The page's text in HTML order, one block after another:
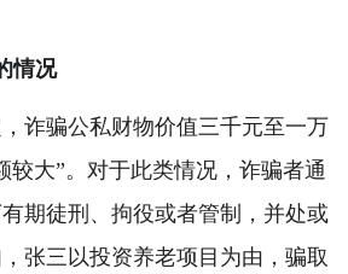
情况
诈骗公私财物价值三千元至一万
较大”。对于此类情况，诈骗者通
期徒刑、拘役或者管制，并处或
张三以投资养老项目为由，骗取